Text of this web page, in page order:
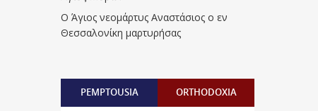
Ο Άγιος νεομάρτυς Αναστάσιος ο εν
Θεσσαλονίκη μαρτυρήσας
PEMPTOUSIA ORTHODOXIA